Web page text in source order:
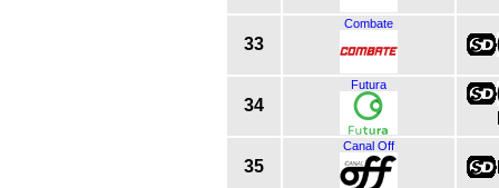
33
Combate
34
Futura
35
Canal Off